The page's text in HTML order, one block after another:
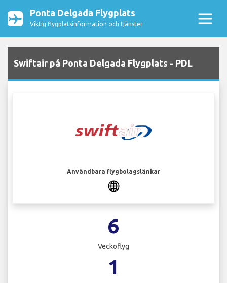
Ponta Delgada Flygplats
Viktig flygplatsinformation och tjänster
Swiftair på Ponta Delgada Flygplats - PDL
Användbara flygbolagslänkar
6
Veckoflyg
1